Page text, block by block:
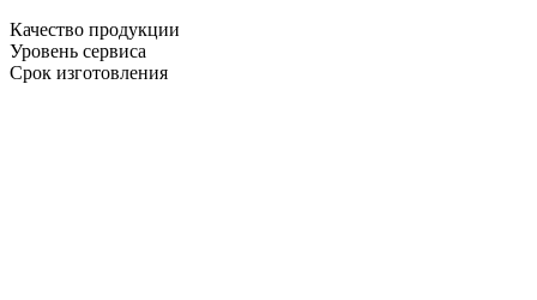
Качество продукции
Уровень сервиса
Срок изготовления